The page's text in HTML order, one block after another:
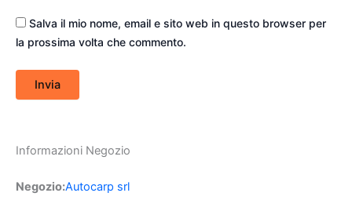
Salva il mio nome, email e sito web in questo browser per
la prossima volta che commento.
Informazioni Negozio
Negozio:Autocarp srl